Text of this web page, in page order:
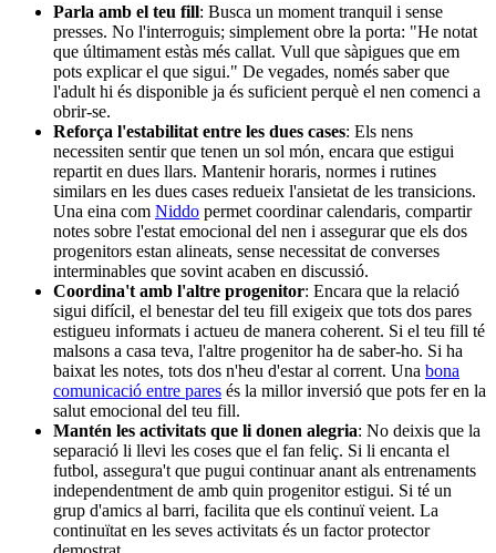
Parla amb el teu fill: Busca un moment tranquil i sense
presses. No l'interroguis; simplement obre la porta: "He notat
que últimament estàs més callat. Vull que sàpigues que em
pots explicar el que sigui." De vegades, només saber que
l'adult hi és disponible ja és suficient perquè el nen comenci a
obrir-se.
Reforça l'estabilitat entre les dues cases: Els nens
necessiten sentir que tenen un sol món, encara que estigui
repartit en dues llars. Mantenir horaris, normes i rutines
similars en les dues cases redueix l'ansietat de les transicions.
Una eina com Niddo permet coordinar calendaris, compartir
notes sobre l'estat emocional del nen i assegurar que els dos
progenitors estan alineats, sense necessitat de converses
interminables que sovint acaben en discussió.
Coordina't amb l'altre progenitor: Encara que la relació
sigui difícil, el benestar del teu fill exigeix que tots dos pares
estigueu informats i actueu de manera coherent. Si el teu fill té
malsons a casa teva, l'altre progenitor ha de saber-ho. Si ha
baixat les notes, tots dos n'heu d'estar al corrent. Una bona
comunicació entre pares és la millor inversió que pots fer en la
salut emocional del teu fill.
Mantén les activitats que li donen alegria: No deixis que la
separació li llevi les coses que el fan feliç. Si li encanta el
futbol, assegura't que pugui continuar anant als entrenaments
independentment de amb quin progenitor estigui. Si té un
grup d'amics al barri, facilita que els continuï veient. La
continuïtat en les seves activitats és un factor protector